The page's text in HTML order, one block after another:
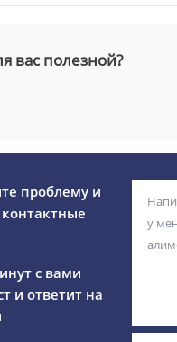
вас полезной?
проблему и
контактные
с вами
и ответит на